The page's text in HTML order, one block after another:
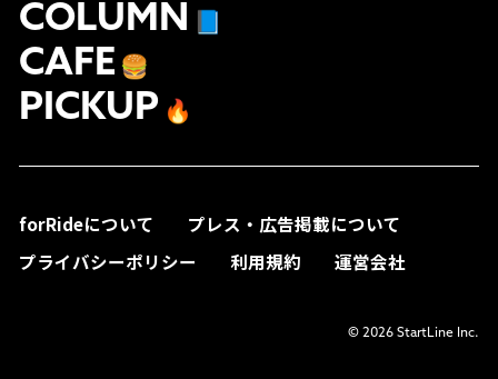
COLUMN
CAFE 🍔
PICKUP 🔥
forRideについて
プレス・広告掲載について
プライバシーポリシー
利用規約 運営会社
© 2026 StartLine Inc.